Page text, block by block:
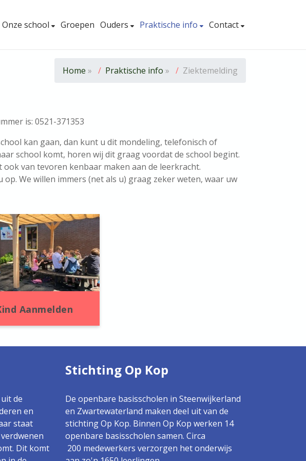
Onze school Groepen Ouders Praktische info Contact
Home » Praktische info » Ziektemelding
is: 0521-371353
kan gaan, dan kunt u dit mondeling, telefonisch of
school komt, horen wij dit graag voordat de school begint.
van tevoren kenbaar maken aan de leerkracht.
We willen immers (net als u) graag zeker weten, waar uw
Aanmelden
de
en
staat
Dit komt
Stichting Op Kop
De openbare basisscholen in Steenwijkerland
en Zwartewaterland maken deel uit van de
stichting Op Kop. Binnen Op Kop werken 14
openbare basisscholen samen. Circa
200 medewerkers verzorgen het onderwijs